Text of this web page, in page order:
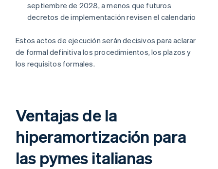
septiembre de 2028, a menos que futuros
decretos de implementación revisen el calendario
Estos actos de ejecución serán decisivos para aclarar
de formal definitiva los procedimientos, los plazos y
los requisitos formales.
Ventajas de la
hiperamortización para
las pymes italianas